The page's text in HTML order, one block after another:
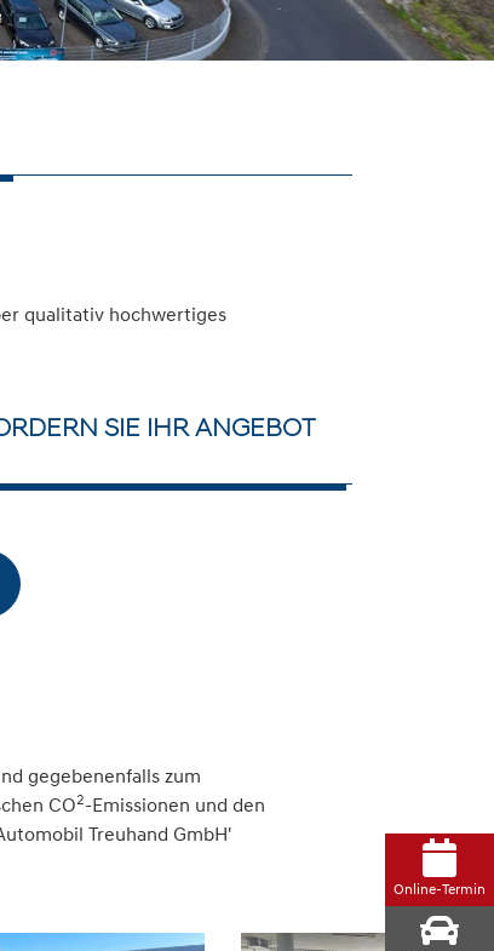
qualitativ hochwertiges
SIE IHR ANGEBOT
gegebenenfalls zum
CO2-Emissionen und den
Treuhand GmbH'
Online-Termin